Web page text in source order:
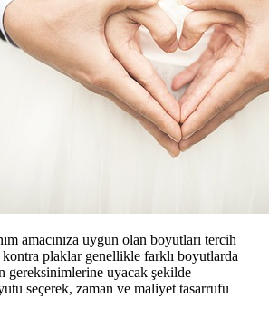
amacınıza uygun olan boyutları tercih
plaklar genellikle farklı boyutlarda
gereksinimlerine uyacak şekilde
seçerek, zaman ve maliyet tasarrufu